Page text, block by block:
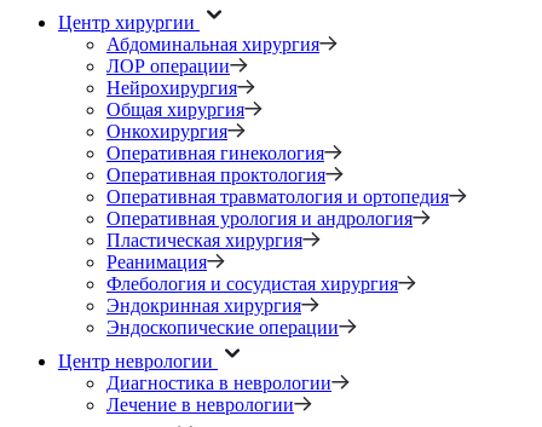
Центр хирургии
Абдоминальная хирургия
ЛОР операции
Нейрохирургия
Общая хирургия
Онкохирургия
Оперативная гинекология
Оперативная проктология
Оперативная травматология и ортопедия
Оперативная урология и андрология
Пластическая хирургия
Реанимация
Флебология и сосудистая хирургия
Эндокринная хирургия
Эндоскопические операции
Центр неврологии
Диагностика в неврологии
Лечение в неврологии